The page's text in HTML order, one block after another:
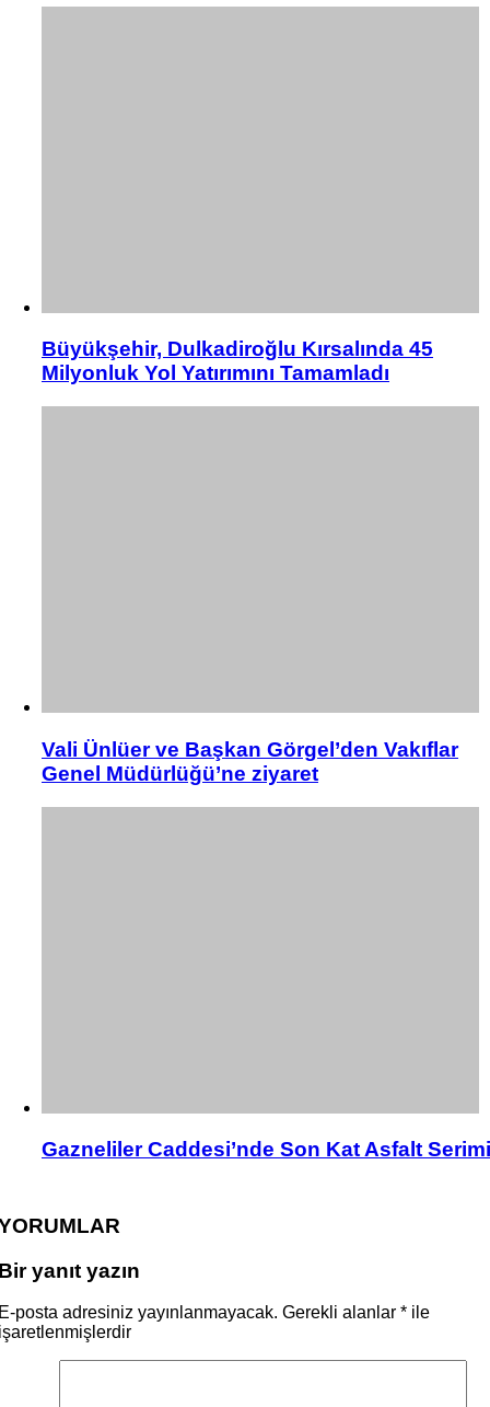
Büyükşehir, Dulkadiroğlu Kırsalında 45
Milyonluk Yol Yatırımını Tamamladı
Vali Ünlüer ve Başkan Görgel’den Vakıflar
Genel Müdürlüğü’ne ziyaret
Gazneliler Caddesi’nde Son Kat Asfalt Serimi
yanıt yazın
posta adresiniz yayınlanmayacak. Gerekli alanlar * ile